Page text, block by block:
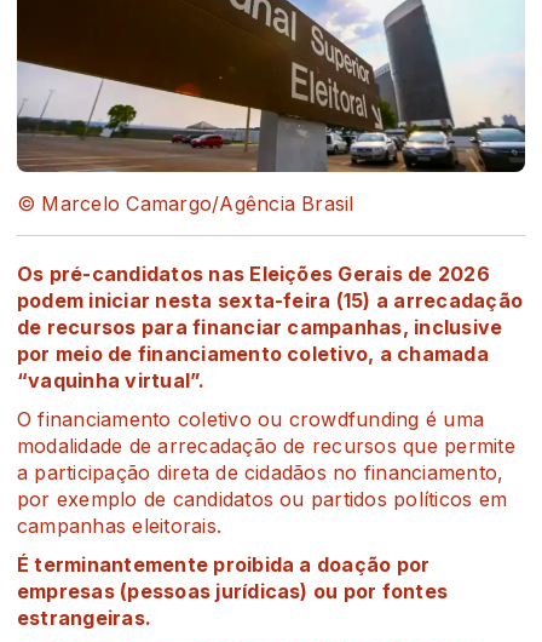
© Marcelo Camargo/Agência Brasil
Os pré-candidatos nas Eleições Gerais de 2026
podem iniciar nesta sexta-feira (15) a arrecadação
de recursos para financiar campanhas, inclusive
por meio de financiamento coletivo, a chamada
“vaquinha virtual”.
O financiamento coletivo ou crowdfunding é uma
modalidade de arrecadação de recursos que permite
a participação direta de cidadãos no financiamento,
por exemplo de candidatos ou partidos políticos em
campanhas eleitorais.
É terminantemente proibida a doação por
empresas (pessoas jurídicas) ou por fontes
estrangeiras.